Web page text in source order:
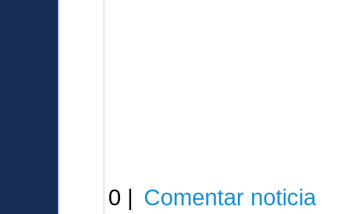
0 | Comentar noticia